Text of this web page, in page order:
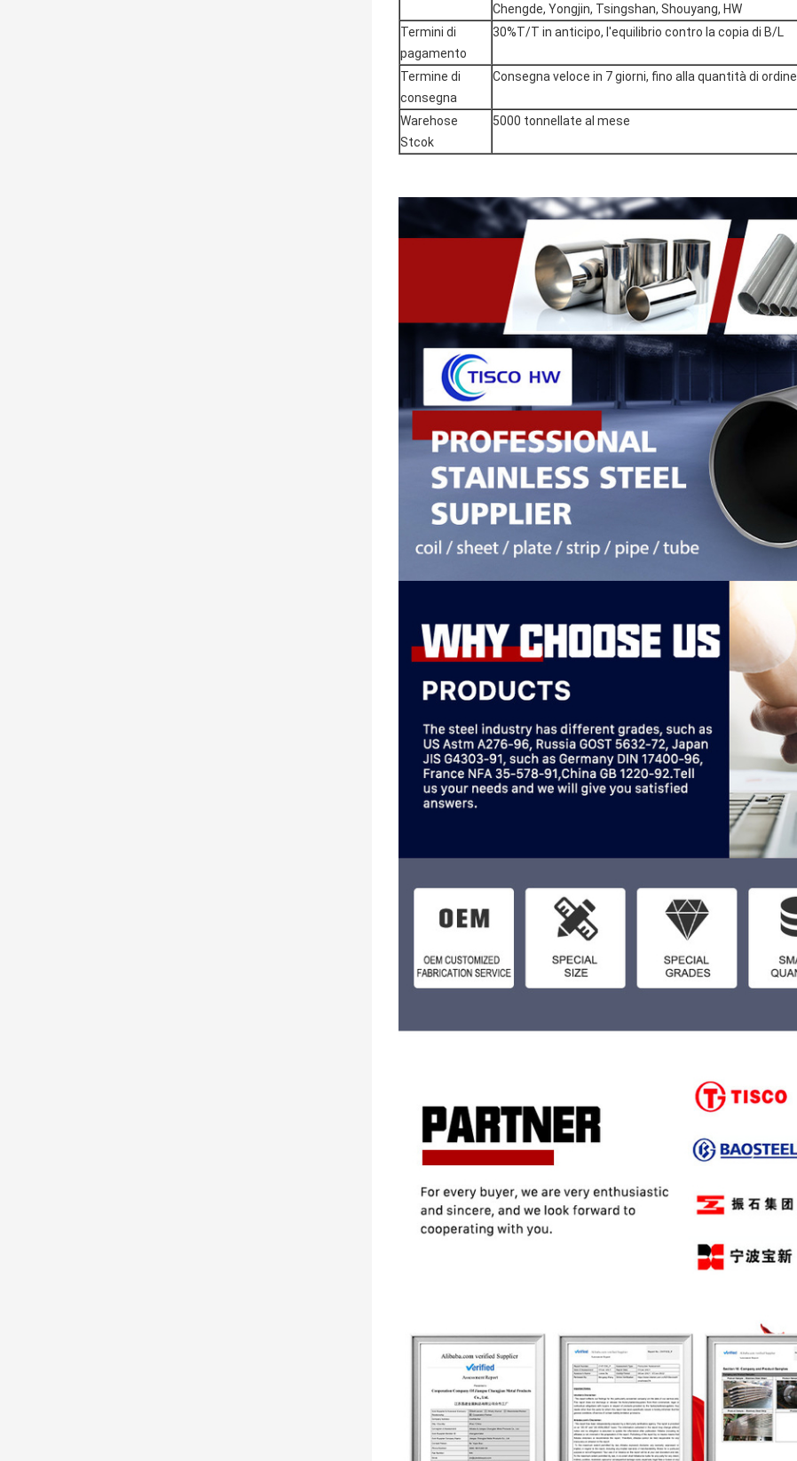
Chengde, Yongjin, Tsingshan, Shouyang, HW
Termini di
pagamento
30%T/T in anticipo, l'equilibrio contro la copia di B/L
Termine di
consegna
Consegna veloce in 7 giorni, fino alla quantità di ordine
Warehose
Stcok
5000 tonnellate al mese